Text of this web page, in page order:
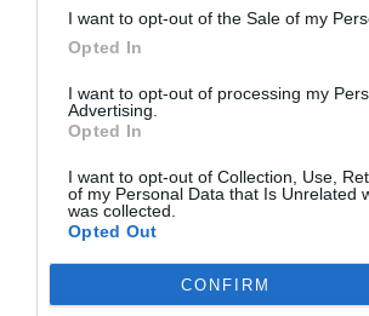
I want to opt-out of the Sale of my
Opted In
I want to opt-out of processing my
Advertising.
Opted In
I want to opt-out of Collection, Use,
of my Personal Data that Is Unrelated
was collected.
Opted Out
CONFIRM